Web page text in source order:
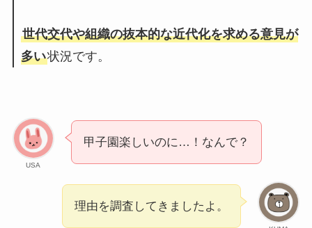
世代交代や組織の抜本的な近代化を求める意見が
多い状況です。
USA
甲子園楽しいのに…！なんで？
理由を調査してきましたよ。